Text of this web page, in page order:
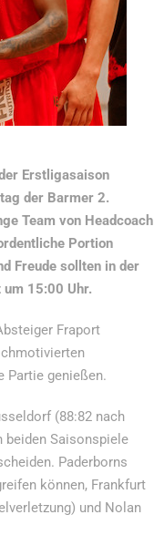
Erstligasaison
der Barmer 2.
Team von Headcoach
Portion
Freude sollten in der
15:00 Uhr.
Fraport
Partie genießen.
(88:82 nach
beiden Saisonspiele
Paderborns
können, Frankfurt
und Nolan